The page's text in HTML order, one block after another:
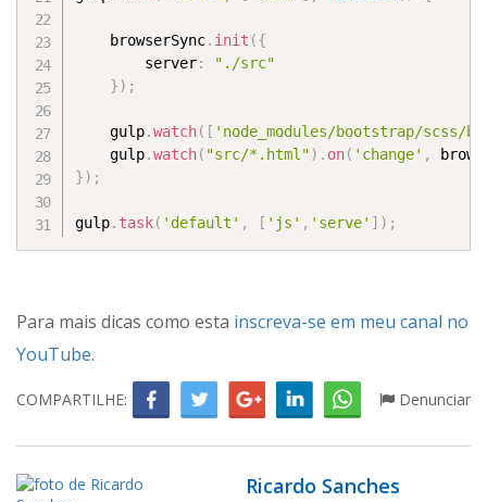
    browserSync
. init ({
        server
:
"./src"
}) ;
    gulp
.watch( [ 'node_modules/bootstrap/scss/
    gulp
.watch( "src/*.html") . on( 'change' ,
}) ;
gulp. task( 'default' , [ 'js' , 'serve' ] ) ;
Para mais dicas como esta inscreva-se em meu canal no
YouTube.
COMPARTILHE: Denunciar
Ricardo Sanches